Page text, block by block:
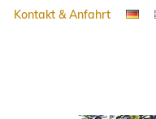
Kontakt & Anfahrt